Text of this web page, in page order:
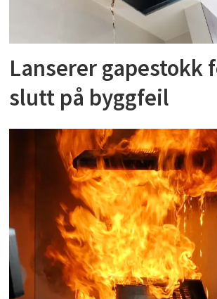
Lanserer gapestokk
slutt på byggfeil